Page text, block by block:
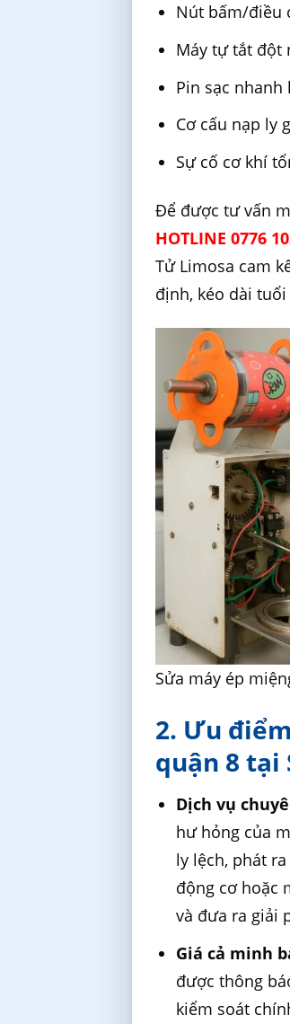
Nút bấm/điều
Máy tự tắt đột
Pin sạc
Cơ cấu nạp ly
Sự cố cơ khí
Để được tư vấn
HOTLINE 0776
Tử Limosa cam
định, kéo dài
Sửa máy ép
2. Ưu
quận 8 tại
Dịch vụ
hư hỏng của
ly lệch, phát
động cơ hoặc
và đưa ra giải
Giá cả minh
được thông
kiểm soát